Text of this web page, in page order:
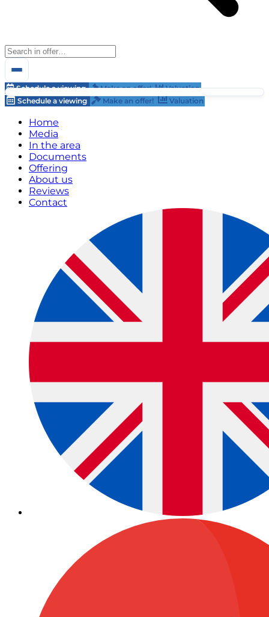
Schedule a viewing Make an offer!
Valuation
Schedule a viewing
Make an offer! Valuation
Home
Media
In the area
Documents
Offering
About us
Reviews
Contact